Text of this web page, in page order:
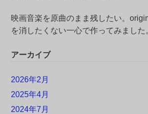
映画音楽を原曲のまま残したい。
を消したくない一心で作ってみました
アーカイブ
2026年2月
2025年4月
2024年7月